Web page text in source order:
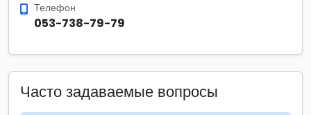
Телефон
053-738-79-79
Часто задаваемые вопросы